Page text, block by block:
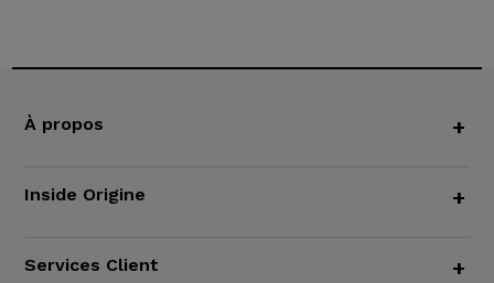
À propos +
Inside Origine +
Services Client +